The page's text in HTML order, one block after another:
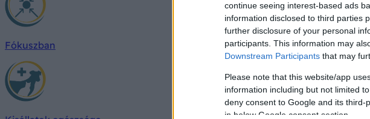
continue seeing interest-based ads
information disclosed to third parties
further disclosure of your personal
participants. This information may
Downstream Participants that may
Please note that this website/app
information including but not limited
deny consent to Google and its
in below Google consent section.
Fókuszban